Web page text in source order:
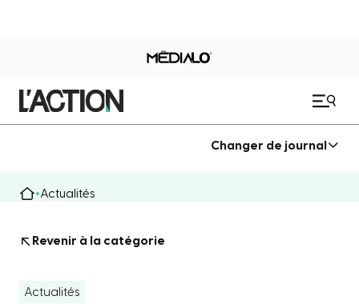
Changer de journal
Actualités
Revenir à la catégorie
Actualités